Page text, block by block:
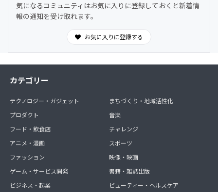
・グループレッスンは過密を避けるため20名以下に制限さ
せていただいております。必ずご予約をお願いいたしま
・予約方法→InstagramのDMからご連絡下さい。
・当日のお支払い方法は、現金またはpaypay、aupayなど
★メンバー限定のイベントにご招待！
いつかイベントを主催してみんなで楽しめたらなあと思っ
ております。
・コロナ禍のため詳細は決まっておりません。※不定期開
催致します。
・場所 →都内を予定しております。
・人数制限はありません。
いします。
気になるコミュニティはお気に入りに登録しておくと新着情
報の通知を受け取れます。
お気に入りに登録する
カテゴリー
テクノロジー・ガジェット
プロダクト
フード・飲食店
アニメ・漫画
ファッション
ゲーム・サービス開発
ビジネス・起業
まちづくり・地域活性化
音楽
チャレンジ
スポーツ
映像・映画
書籍・雑誌出版
ビューティー・ヘルスケア